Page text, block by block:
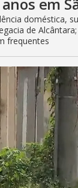
doméstica,
de
frequentes